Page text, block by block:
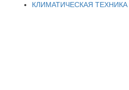
КЛИМАТИЧЕСКАЯ ТЕХНИКА